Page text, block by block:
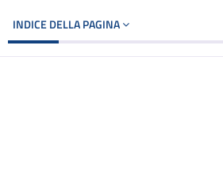
INDICE DELLA PAGINA